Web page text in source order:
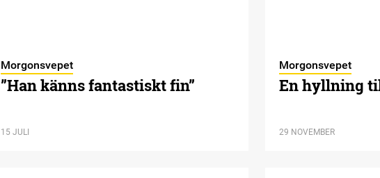
Morgonsvepet
”Han känns fantastiskt fin”
15 JULI
Morgonsvepet
En hyllning
29 NOVEMBER